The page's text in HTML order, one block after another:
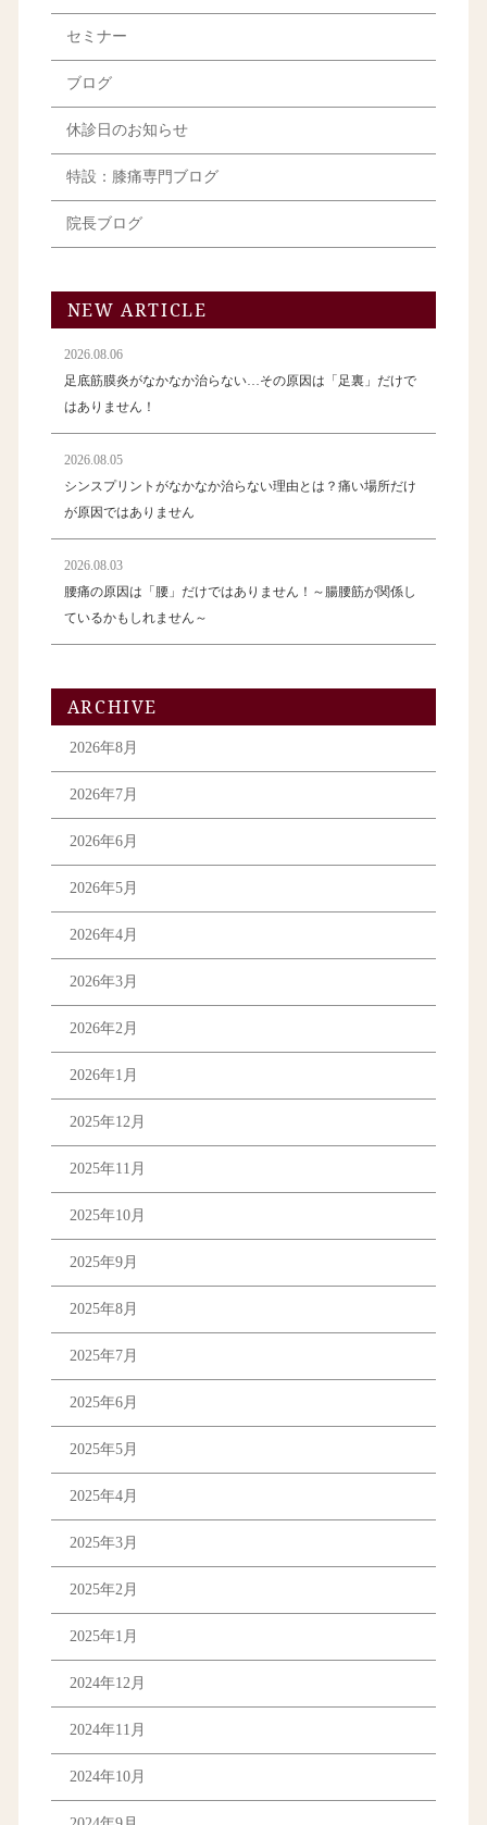
セミナー
ブログ
休診日のお知らせ
特設：膝痛専門ブログ
院長ブログ
NEW ARTICLE
2026.08.06
足底筋膜炎がなかなか治らない…その原因は「足裏」だけで
はありません！
2026.08.05
シンスプリントがなかなか治らない理由とは？痛い場所だけ
が原因ではありません
2026.08.03
腰痛の原因は「腰」だけではありません！～腸腰筋が関係し
ているかもしれません～
ARCHIVE
2026年8月
2026年7月
2026年6月
2026年5月
2026年4月
2026年3月
2026年2月
2026年1月
2025年12月
2025年11月
2025年10月
2025年9月
2025年8月
2025年7月
2025年6月
2025年5月
2025年4月
2025年3月
2025年2月
2025年1月
2024年12月
2024年11月
2024年10月